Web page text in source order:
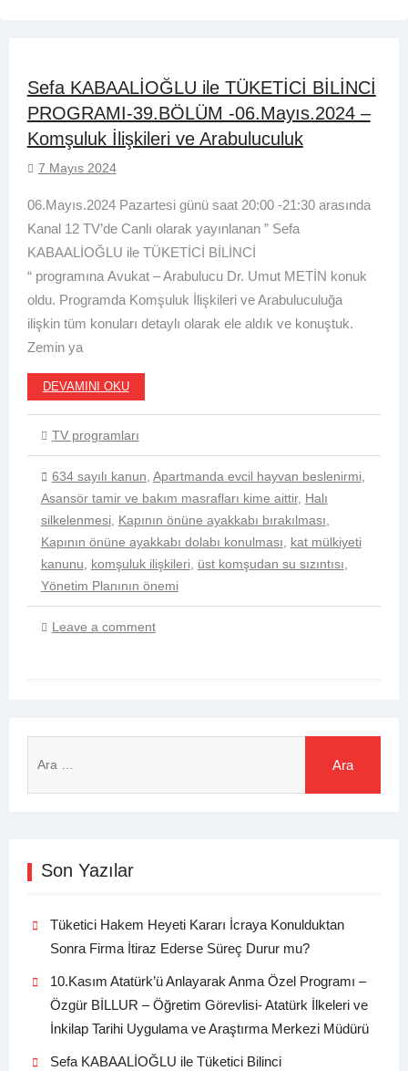
Sefa KABAALİOĞLU ile TÜKETİCİ BİLİNCİ
PROGRAMI-39.BÖLÜM -06.Mayıs.2024 –
Komşuluk İlişkileri ve Arabuluculuk
7 Mayıs 2024
06.Mayıs.2024 Pazartesi günü saat 20:00 -21:30 arasında
Kanal 12 TV’de Canlı olarak yayınlanan ” Sefa
KABAALİOĞLU ile TÜKETİCİ BİLİNCİ
“ programına Avukat – Arabulucu Dr. Umut METİN konuk
oldu. Programda Komşuluk İlişkileri ve Arabuluculuğa
ilişkin tüm konuları detaylı olarak ele aldık ve konuştuk.
Zemin ya
DEVAMINI OKU
TV programları
634 sayılı kanun, Apartmanda evcil hayvan beslenirmi,
Asansör tamir ve bakım masrafları kime aittir, Halı
silkelenmesi, Kapının önüne ayakkabı bırakılması,
Kapının önüne ayakkabı dolabı konulması, kat mülkiyeti
kanunu, komşuluk ilişkileri, üst komşudan su sızıntısı,
Yönetim Planının önemi
Leave a comment
Son Yazılar
Tüketici Hakem Heyeti Kararı İcraya Konulduktan
Sonra Firma İtiraz Ederse Süreç Durur mu?
10.Kasım Atatürk’ü Anlayarak Anma Özel Programı –
Özgür BİLLUR – Öğretim Görevlisi- Atatürk İlkeleri ve
İnkilap Tarihi Uygulama ve Araştırma Merkezi Müdürü
Sefa KABAALİOĞLU ile Tüketici Bilinci